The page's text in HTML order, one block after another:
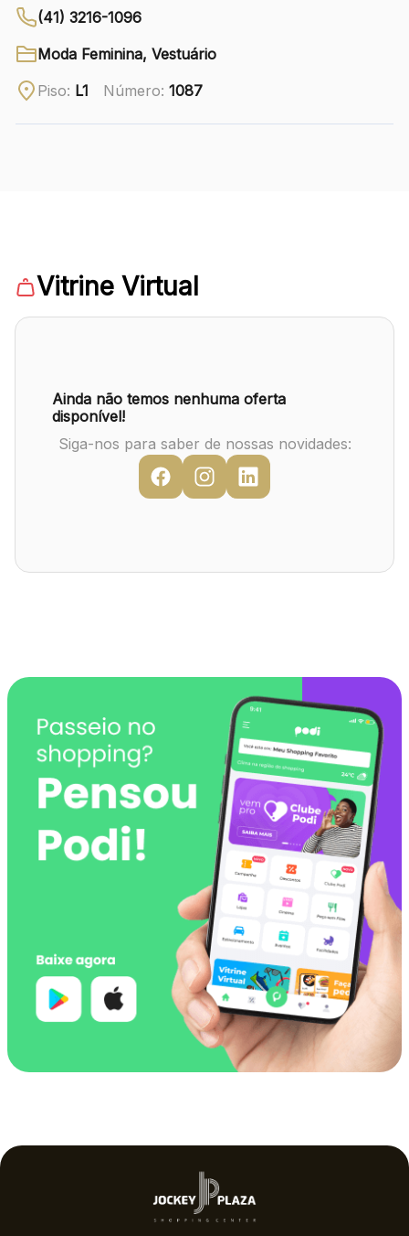
Comodidades Eventos Cinema
Mapa Virtual
(41) 3216-1096
Moda Feminina, Vestuário
Piso: L1 Número: 1087
Vitrine Virtual
Ainda não temos nenhuma oferta
disponível!
Siga-nos para saber de nossas novidades: